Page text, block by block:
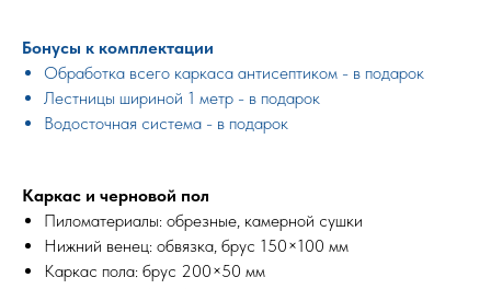
Бонусы к комплектации
Обработка всего каркаса антисептиком - в подарок
Лестницы шириной 1 метр - в подарок
Водосточная система - в подарок
Каркас и черновой пол
Пиломатериалы: обрезные, камерной сушки
Нижний венец: обвязка, брус 150×100 мм
Каркас пола: брус 200×50 мм